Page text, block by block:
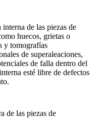
de las piezas de
huecos, grietas o
y tomografías
de superaleaciones,
de falla dentro del
esté libre de defectos
de las piezas de